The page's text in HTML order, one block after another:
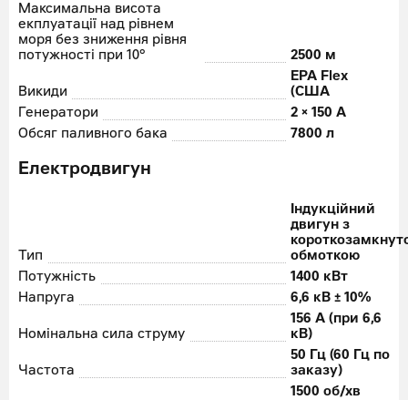
Максимальна висота
екплуатації над рівнем
моря без зниження рівня
потужності при 10°
2500 м
Викиди
EPA Flex
(США
Генератори
2 × 150 А
Обсяг паливного бака
7800 л
Електродвигун
Тип
Індукційний
двигун з
обмоткою
Потужність
1400 кВт
Напруга
6,6 кВ ± 10%
Номінальна сила струму
156 A (при 6,6
кВ)
Частота
50 Гц (60 Гц по
заказу)
1500 об/хв